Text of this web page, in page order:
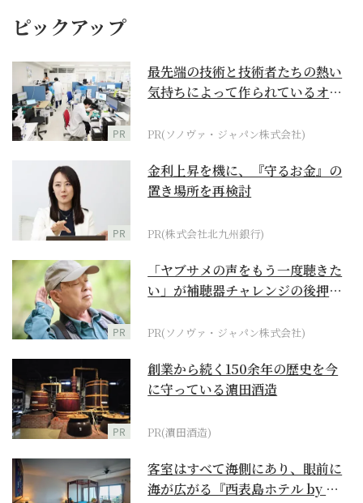
ピックアップ
PR
最先端の技術と技術者たちの熱い
気持ちによって作られているオー
PR(ソノヴァ・ジャパン株式会社)
PR
金利上昇を機に、『守るお金』の
置き場所を再検討
PR(株式会社北九州銀行)
PR
「ヤブサメの声をもう一度聴きた
い」が補聴器チャレンジの後押し
PR(ソノヴァ・ジャパン株式会社)
PR
創業から続く150余年の歴史を今
に守っている濵田酒造
PR(濵田酒造)
客室はすべて海側にあり、眼前に
海が広がる『西表島ホテル by 星